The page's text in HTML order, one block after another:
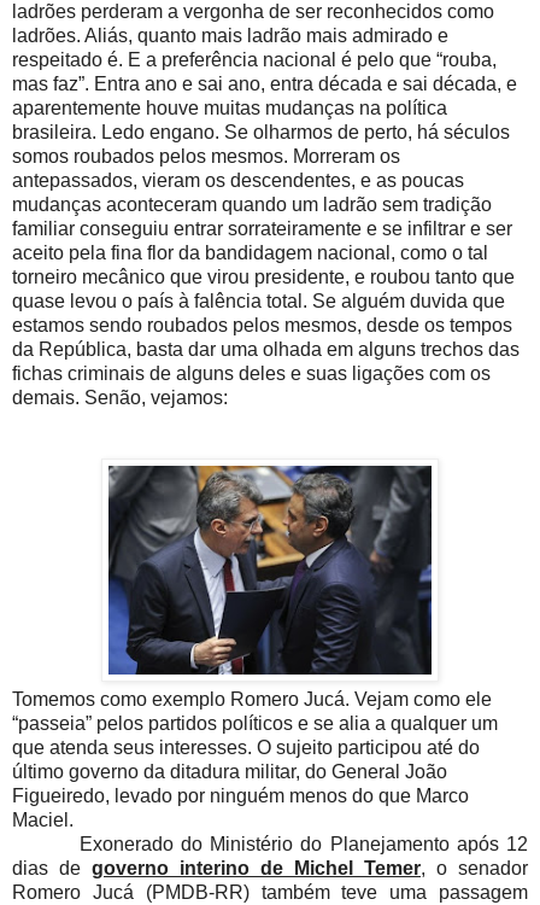
ladrões perderam a vergonha de ser reconhecidos como
ladrões. Aliás, quanto mais ladrão mais admirado e
respeitado é. E a preferência nacional é pelo que “rouba,
mas faz”. Entra ano e sai ano, entra década e sai década, e
aparentemente houve muitas mudanças na política
brasileira. Ledo engano. Se olharmos de perto, há séculos
somos roubados pelos mesmos. Morreram os
antepassados, vieram os descendentes, e as poucas
mudanças aconteceram quando um ladrão sem tradição
familiar conseguiu entrar sorrateiramente e se infiltrar e ser
aceito pela fina flor da bandidagem nacional, como o tal
torneiro mecânico que virou presidente, e roubou tanto que
quase levou o país à falência total. Se alguém duvida que
estamos sendo roubados pelos mesmos, desde os tempos
da República, basta dar uma olhada em alguns trechos das
fichas criminais de alguns deles e suas ligações com os
demais. Senão, vejamos:
Tomemos como exemplo Romero Jucá. Vejam como ele
“passeia” pelos partidos políticos e se alia a qualquer um
que atenda seus interesses. O sujeito participou até do
último governo da ditadura militar, do General João
Figueiredo, levado por ninguém menos do que Marco
Maciel.
Exonerado do Ministério do Planejamento após 12
dias de governo interino de Michel Temer, o senador
Romero Jucá (PMDB-RR) também teve uma passagem